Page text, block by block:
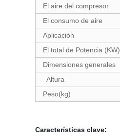
El aire del compresor
El consumo de aire
Aplicación
El total de Potencia (KW).
Dimensiones generales
Altura
Peso(kg)
Características clave: